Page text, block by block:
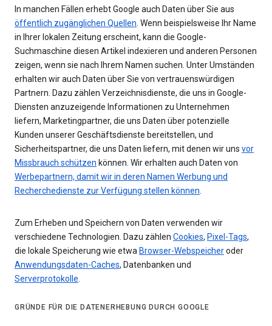
In manchen Fällen erhebt Google auch Daten über Sie aus
öffentlich zugänglichen Quellen. Wenn beispielsweise Ihr Name
in Ihrer lokalen Zeitung erscheint, kann die Google-
Suchmaschine diesen Artikel indexieren und anderen Personen
zeigen, wenn sie nach Ihrem Namen suchen. Unter Umständen
erhalten wir auch Daten über Sie von vertrauenswürdigen
Partnern. Dazu zählen Verzeichnisdienste, die uns in Google-
Diensten anzuzeigende Informationen zu Unternehmen
liefern, Marketingpartner, die uns Daten über potenzielle
Kunden unserer Geschäftsdienste bereitstellen, und
Sicherheitspartner, die uns Daten liefern, mit denen wir uns vor
Missbrauch schützen können. Wir erhalten auch Daten von
Werbepartnern, damit wir in deren Namen Werbung und
Recherchedienste zur Verfügung stellen können.
Zum Erheben und Speichern von Daten verwenden wir
verschiedene Technologien. Dazu zählen Cookies, Pixel-Tags,
die lokale Speicherung wie etwa Browser-Webspeicheroder
Anwendungsdaten-Caches, Datenbanken und
Serverprotokolle.
GRÜNDE FÜR DIE DATENERHEBUNG DURCH GOOGLE